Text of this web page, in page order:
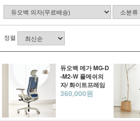
정렬
듀오백 메가 MG-D
-M2-W 풀메쉬의
자/ 화이트프레임
360,000원